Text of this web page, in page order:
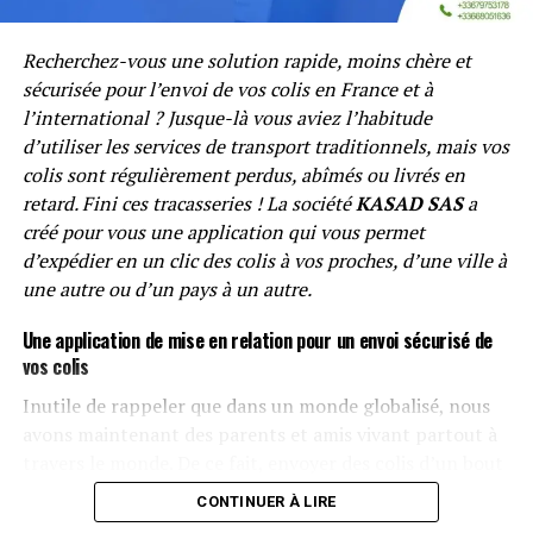
: le juge, l’imam et l’ascète de Labé – Éditions du
Panthéon (editions-pantheon.fr)
Contact Guinée :Pour toute information concernant
ce livre en Guinée contactez les numéros suivants :
(00224) 610 797 635 ou (00224) 663 742 916.
Post Views: 2 918
Recherchez-vous une solution rapide, moins chère et
sécurisée pour l’envoi de vos colis en France et à
l’international ? Jusque-là vous aviez l’habitude
d’utiliser les services de transport traditionnels, mais vos
colis sont régulièrement perdus, abîmés ou livrés en
retard. Fini ces tracasseries ! La sociétéKASAD SASa
créé pour vous une application qui vous permet
d’expédier en un clic des colis à vos proches, d’une ville à
une autre ou d’un pays à un autre.
Une application de mise en relation pour un envoi sécurisé de
vos colis
Inutile de rappeler que dans un monde globalisé, nous
à l’autre est devenu un besoin quotidien mais en même
temps une source de stress pour beaucoup : des tarifs
CONTINUER À LIRE